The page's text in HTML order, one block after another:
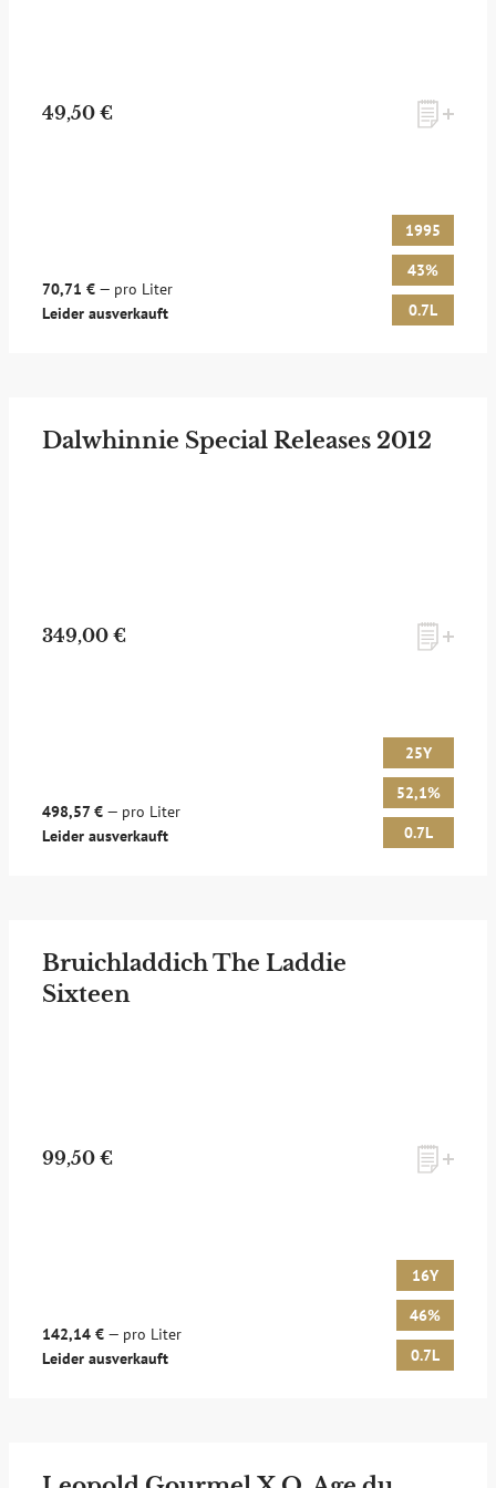
49,50 €
70,71 € — pro Liter
Leider ausverkauft
1995
43%
0.7L
Dalwhinnie Special Releases 2012
349,00 €
498,57 € — pro Liter
Leider ausverkauft
25Y
52,1%
0.7L
Bruichladdich The Laddie
Sixteen
99,50 €
142,14 € — pro Liter
Leider ausverkauft
16Y
46%
0.7L